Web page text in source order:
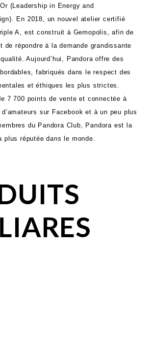
(Leadership in Energy and
En 2018, un nouvel atelier certifié
A, est construit à Gemopolis, afin de
de répondre à la demande grandissante
Aujourd’hui, Pandora offre des
fabriqués dans le respect des
et éthiques les plus strictes.
7 700 points de vente et connectée à
sur Facebook et à un peu plus
du Pandora Club, Pandora est la
plus réputée dans le monde.